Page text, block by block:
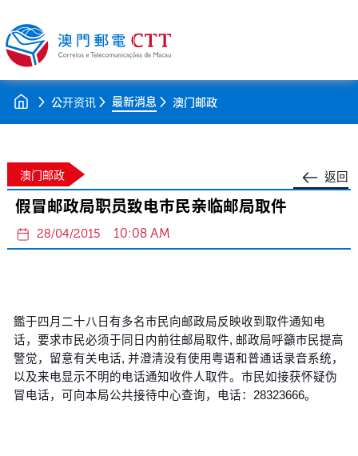
公开资讯 最新消息 澳门邮政
返回
澳门邮政
假冒邮政局职员致电巿民亲临邮局取件
28/04/2015 10:08 AM
鑑于四月二十八日有多名巿民向邮政局反映收到取件通知电
话，要求巿民必须于同日内前往邮局取件, 邮政局呼籲巿民提高
警觉，留意有关电话, 并澄清没有使用粤语和普通话录音系统，
以及来电显示不明的电话通知收件人取件。巿民如接获怀疑伪
冒电话，可向本局公共接待中心查询，电话：28323666。